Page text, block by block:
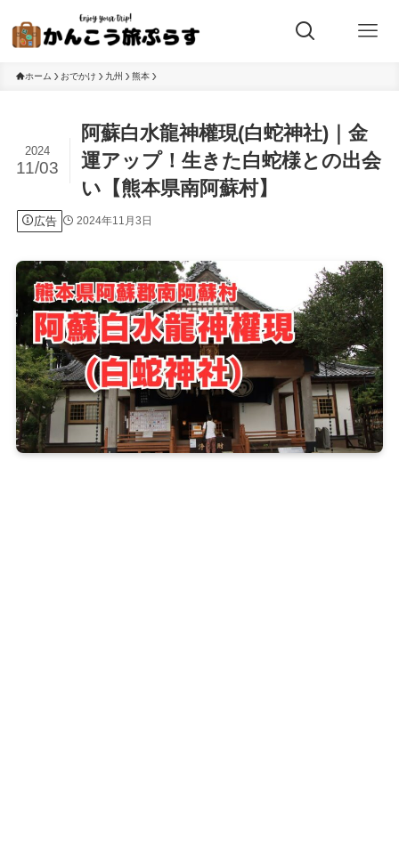
ホーム おでかけ 九州 熊本
阿蘇白水龍神權現(白蛇神社)｜金
運アップ！生きた白蛇様との出会
い【熊本県南阿蘇村】
2024
11/03
広告 2024年11月3日